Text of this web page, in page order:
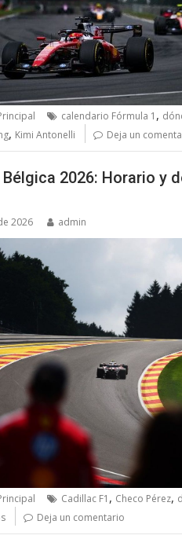
calendario Fórmula 1 ,
, Kimi Antonelli Deja un
Bélgica 2026: Horario y
2026 admin
Cadillac F1 , Checo Pérez,
Deja un comentario